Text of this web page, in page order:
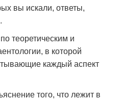
вы искали, ответы,
теоретическим и
в которой
каждый аспект
того, что лежит в